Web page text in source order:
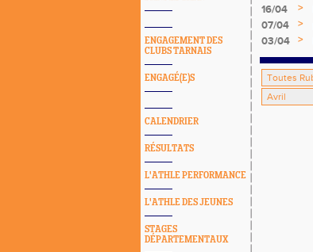
ENGAGEMENT DES
CLUBS TARNAIS
ENGAGÉ(E)S
CALENDRIER
RÉSULTATS
L'ATHLE PERFORMANCE
L'ATHLE DES JEUNES
STAGES
DÉPARTEMENTAUX
16/04
>
07/04
>
03/04
>